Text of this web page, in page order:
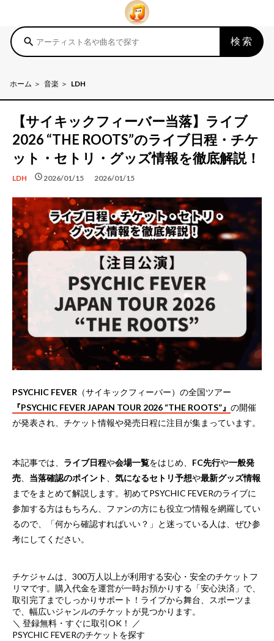
search 検索
ホーム 音楽 LDH
【サイキックフィーバー当落】ライブ
2026 “THE ROOTS”のライブ日程・チケ
ット・セトリ・グッズ情報を徹底解説！
LDH schedule 2026/01/15
schedule 2026/01/15
PSYCHIC FEVER （サイキックフィーバー）の全国ツアー
『PSYCHIC FEVER JAPAN TOUR 2026 “THE ROOTS”』 の開催
が発表され、チケット情報や発売日程に注目が集まっています。
本記事では、 ライブ日程や会場一覧をはじめ、 FC先行や一般発
売
当落確認のポイント 気になるセトリ予想や最新グッズ情報
までをまとめて解説します。初めてPSYCHIC FEVERのライブに
参加する方はもちろん、ファンの方にも役立つ情報を網羅してい
るので、「何から確認すればいい？」と迷っている人は、ぜひ参
考にしてください。
チケジャムは、 300万人以上が利用する安心・安全のチケットフ
リマです。購入代金を運営が一時お預かりする「安心決済」で、
取引完了までしっかりサポート！ライブから舞台、スポーツま
で、幅広いジャンルのチケットが見つかります。
＼ 登録無料・すぐに取引OK！ ／
PSYCHIC FEVERのチケットを探す